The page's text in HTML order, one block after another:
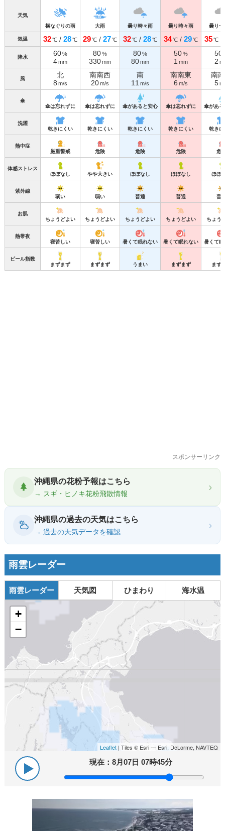
天気
横なぐりの雨
大雨 曇り時々雨 曇り時々雨 曇り一
気温 32℃/ 28℃ 29℃/ 27℃ 32℃/ 28℃ 34℃/ 29℃ 35℃/
降水 60%
4mm
80%
330mm
80%
80mm
50%
1 mm
50
2
風
北
8 m/s
南南西
20m/s
南
11 m/s
南南東
6 m/s
南
5
傘
傘は忘れずに
傘は忘れずに 傘があると安心 傘は忘れずに 傘がある
洗濯
乾きにくい
乾きにくい 乾きにくい 乾きにくい 乾きに
熱中症
厳重警戒
危険 危険 危険 危
体感ストレス
ほぼなし
やや大きい ほぼなし ほぼなし ほぼ
紫外線
弱い
弱い 普通 普通 普
お肌
ちょうどよい
ちょうどよい ちょうどよい ちょうどよい ちょう
熱帯夜
寝苦しい
寝苦しい 暑くて眠れない 暑くて眠れない 暑くて眠
ビール指数
まずまず
まずまず うまい まずまず まず
スポンサーリンク
沖縄県の花粉予報はこちら
→ スギ・ヒノキ花粉飛散情報
›
沖縄県の過去の天気はこちら
→ 過去の天気データを確認
›
雨雲レーダー
雨雲レーダー 天気図 ひまわり 海水温
+
−
Leaflet | Tiles © Esri — Esri, DeLorme, NAVTEQ
現在：8月07日 07時45分